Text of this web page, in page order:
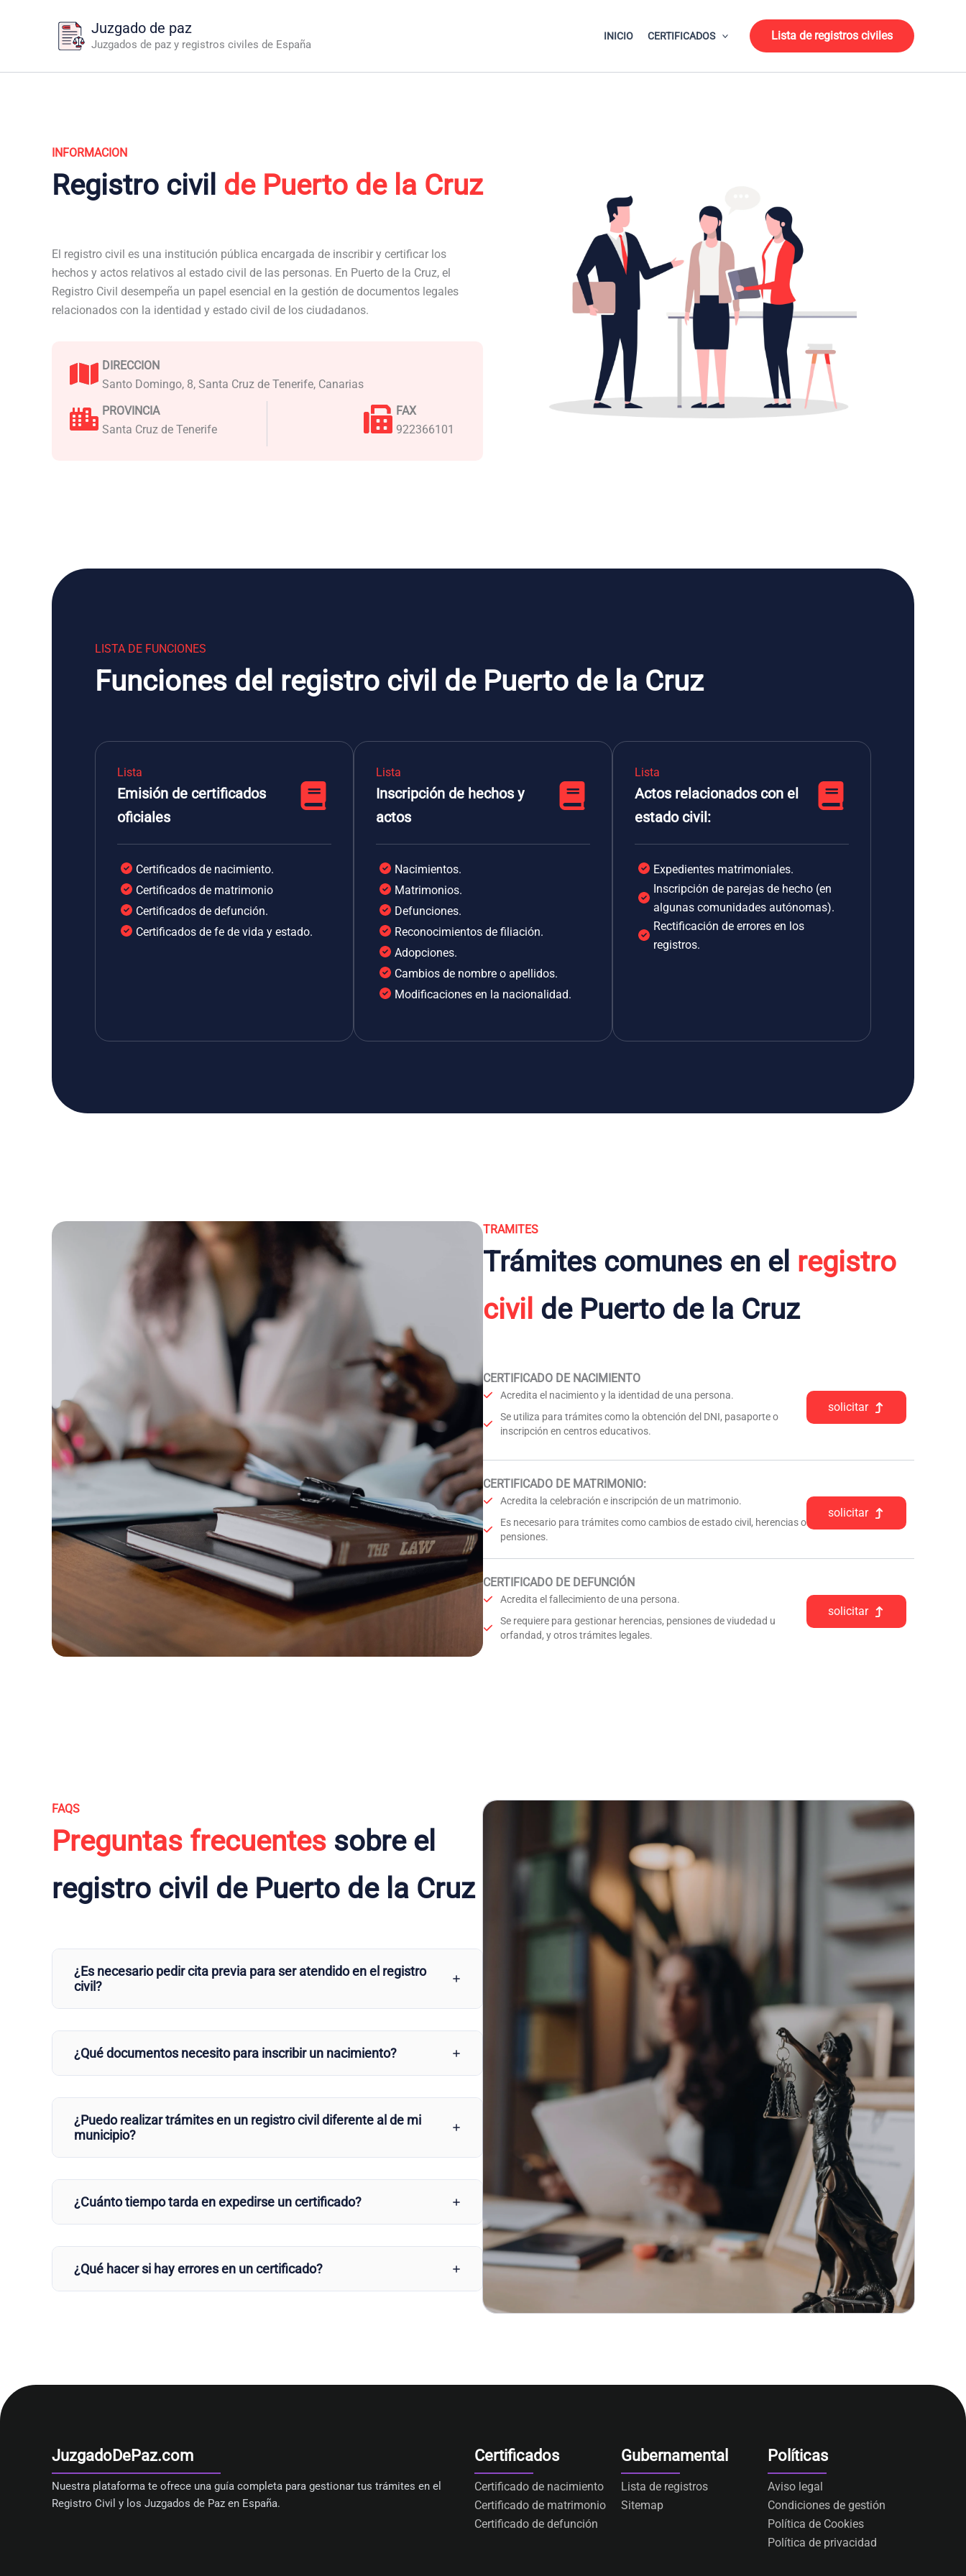
Juzgado de paz
Juzgados de paz y registros civiles de España
INICIO CERTIFICADOS Lista de registros civiles
INFORMACION
Registro civil de Puerto de la Cruz
El registro civil es una institución pública encargada de inscribir y certificar los
hechos y actos relativos al estado civil de las personas. En Puerto de la Cruz, el
Registro Civil desempeña un papel esencial en la gestión de documentos legales
relacionados con la identidad y estado civil de los ciudadanos.
DIRECCION
Santo Domingo, 8, Santa Cruz de Tenerife, Canarias
PROVINCIA
Santa Cruz de Tenerife
FAX
922366101
LISTA DE FUNCIONES
Funciones del registro civil de Puerto de la Cruz
Lista
Emisión de certificados
oficiales
Certificados de nacimiento.
Certificados de matrimonio
Certificados de defunción.
Certificados de fe de vida y estado.
Lista
Inscripción de hechos y
actos
Nacimientos.
Matrimonios.
Defunciones.
Reconocimientos de filiación.
Adopciones.
Cambios de nombre o apellidos.
Modificaciones en la nacionalidad.
Lista
Actos relacionados con el
estado civil:
Expedientes matrimoniales.
Inscripción de parejas de hecho (en
algunas comunidades autónomas).
Rectificación de errores en los
registros.
TRAMITES
Trámites comunes en el registro
civil de Puerto de la Cruz
CERTIFICADO DE NACIMIENTO
Acredita el nacimiento y la identidad de una persona.
Se utiliza para trámites como la obtención del DNI, pasaporte o
inscripción en centros educativos.
solicitar
CERTIFICADO DE MATRIMONIO:
Acredita la celebración e inscripción de un matrimonio.
Es necesario para trámites como cambios de estado civil, herencias o
pensiones.
solicitar
CERTIFICADO DE DEFUNCIÓN
Acredita el fallecimiento de una persona.
Se requiere para gestionar herencias, pensiones de viudedad u
orfandad, y otros trámites legales.
solicitar
FAQS
Preguntas frecuentes sobre el
registro civil de Puerto de la Cruz
¿Es necesario pedir cita previa para ser atendido en el registro
civil?
¿Qué documentos necesito para inscribir un nacimiento?
¿Puedo realizar trámites en un registro civil diferente al de mi
municipio?
¿Cuánto tiempo tarda en expedirse un certificado?
¿Qué hacer si hay errores en un certificado?
JuzgadoDePaz.com
Nuestra plataforma te ofrece una guía completa para gestionar tus trámites en el
Registro Civil y los Juzgados de Paz en España.
Certificados
Certificado de nacimiento
Certificado de matrimonio
Certificado de defunción
Gubernamental
Lista de registros
Sitemap
Políticas
Aviso legal
Condiciones de gestión
Política de Cookies
Política de privacidad